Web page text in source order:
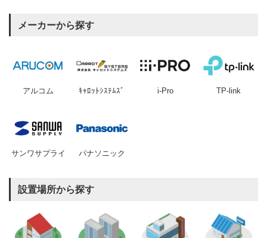
メーカーから探す
アルコム ｷｬﾛｯﾄｼｽﾃﾑｽﾞ i-Pro TP-link
サンワサプライ パナソニック
設置場所から探す